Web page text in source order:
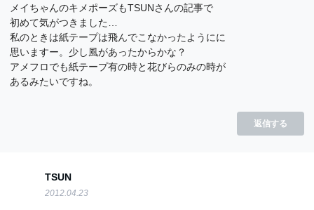
メイちゃんのキメポーズもTSUNさんの記事で
初めて気がつきました…
私のときは紙テープは飛んでこなかったようにに
思いますー。少し風があったからかな？
アメフロでも紙テープ有の時と花びらのみの時が
あるみたいですね。
返信する
TSUN
2012.04.23